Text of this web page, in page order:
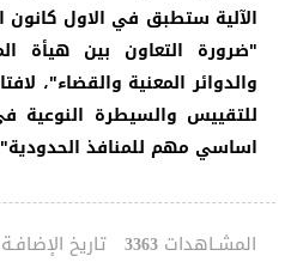
الآلية ستطبق في الاول
"ضرورة التعاون بين هيأة
والدوائر المعنية والقضاء"،
للتقييس والسيطرة النوعية
اساسي مهم للمنافذ
المشـاهدات 3363 تاريخ الإضافـة